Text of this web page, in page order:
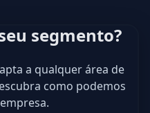
segmento?
a qualquer área de
como podemos